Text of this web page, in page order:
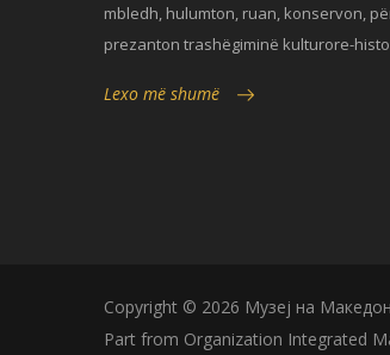
mbledh, hulumton, ruan, konservon,
prezanton trashëgiminë kulturore-
Lexo më shumë
Copyright © 2026 Музеј на
Part from Organization Integrated